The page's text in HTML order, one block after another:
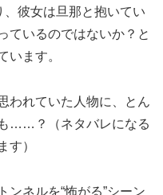
、彼女は旦那と抱いてい
ているのではないか？と
います。
われていた人物に、とん
……？（ネタバレになる
す）
ンネルを“怖がる”シーン